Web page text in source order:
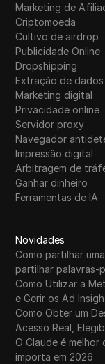
Marketing de
Criptomoeda
Cultivo de airdrop
Publicidade Online
Dropshipping
Extração de
Marketing digital
Privacidade online
Servidor proxy
Navegador
Impressão digital
Arbitragem de
Ganhar dinheiro
Ferramentas de IA
Novidades
Como partilhar
partilhar palavras-
Como Utilizar a
e Gerir os Ad
Como Obter um
Acesso Real,
O Claude é
importa em 2026